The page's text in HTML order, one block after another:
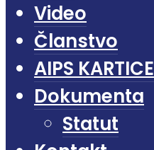
Video
Članstvo
AIPS KARTICE
Dokumenta
Statut